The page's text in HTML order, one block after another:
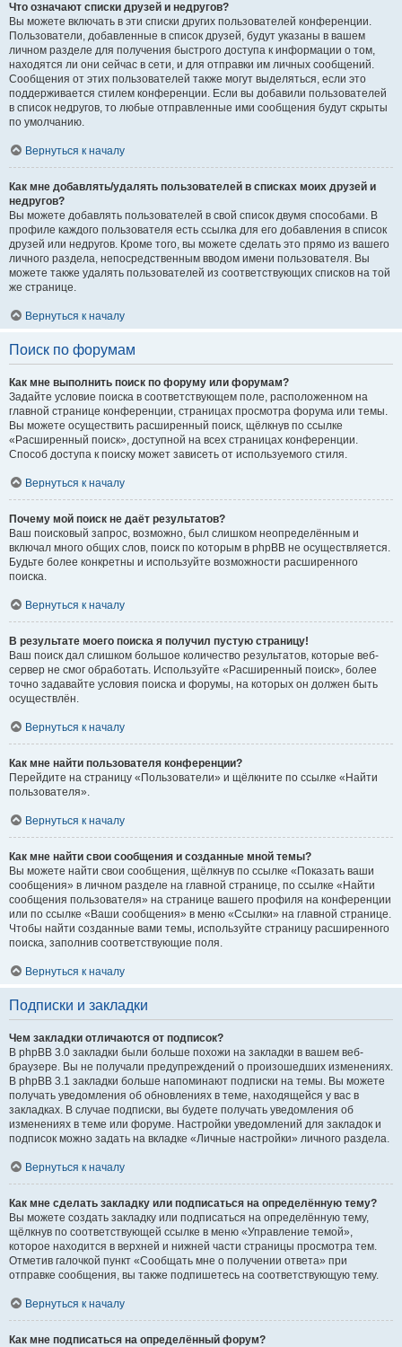
Что означают списки друзей и недругов?
Вы можете включать в эти списки других пользователей конференции.
Пользователи, добавленные в список друзей, будут указаны в вашем
личном разделе для получения быстрого доступа к информации о том,
находятся ли они сейчас в сети, и для отправки им личных сообщений.
Сообщения от этих пользователей также могут выделяться, если это
поддерживается стилем конференции. Если вы добавили пользователей
в список недругов, то любые отправленные ими сообщения будут скрыты
по умолчанию.
Вернуться к началу
Как мне добавлять/удалять пользователей в списках моих друзей и
недругов?
Вы можете добавлять пользователей в свой список двумя способами. В
профиле каждого пользователя есть ссылка для его добавления в список
друзей или недругов. Кроме того, вы можете сделать это прямо из вашего
личного раздела, непосредственным вводом имени пользователя. Вы
можете также удалять пользователей из соответствующих списков на той
же странице.
Вернуться к началу
Поиск по форумам
Как мне выполнить поиск по форуму или форумам?
Задайте условие поиска в соответствующем поле, расположенном на
главной странице конференции, страницах просмотра форума или темы.
Вы можете осуществить расширенный поиск, щёлкнув по ссылке
«Расширенный поиск», доступной на всех страницах конференции.
Способ доступа к поиску может зависеть от используемого стиля.
Вернуться к началу
Почему мой поиск не даёт результатов?
Ваш поисковый запрос, возможно, был слишком неопределённым и
включал много общих слов, поиск по которым в phpBB не осуществляется.
Будьте более конкретны и используйте возможности расширенного
поиска.
Вернуться к началу
В результате моего поиска я получил пустую страницу!
Ваш поиск дал слишком большое количество результатов, которые веб-
сервер не смог обработать. Используйте «Расширенный поиск», более
точно задавайте условия поиска и форумы, на которых он должен быть
осуществлён.
Вернуться к началу
Как мне найти пользователя конференции?
Перейдите на страницу «Пользователи» и щёлкните по ссылке «Найти
пользователя».
Вернуться к началу
Как мне найти свои сообщения и созданные мной темы?
Вы можете найти свои сообщения, щёлкнув по ссылке «Показать ваши
сообщения» в личном разделе на главной странице, по ссылке «Найти
сообщения пользователя» на странице вашего профиля на конференции
или по ссылке «Ваши сообщения» в меню «Ссылки» на главной странице.
Чтобы найти созданные вами темы, используйте страницу расширенного
поиска, заполнив соответствующие поля.
Вернуться к началу
Подписки и закладки
Чем закладки отличаются от подписок?
В phpBB 3.0 закладки были больше похожи на закладки в вашем веб-
браузере. Вы не получали предупреждений о произошедших изменениях.
В phpBB 3.1 закладки больше напоминают подписки на темы. Вы можете
получать уведомления об обновлениях в теме, находящейся у вас в
закладках. В случае подписки, вы будете получать уведомления об
изменениях в теме или форуме. Настройки уведомлений для закладок и
подписок можно задать на вкладке «Личные настройки» личного раздела.
Вернуться к началу
Как мне сделать закладку или подписаться на определённую тему?
Вы можете создать закладку или подписаться на определённую тему,
щёлкнув по соответствующей ссылке в меню «Управление темой»,
которое находится в верхней и нижней части страницы просмотра тем.
Отметив галочкой пункт «Сообщать мне о получении ответа» при
отправке сообщения, вы также подпишетесь на соответствующую тему.
Вернуться к началу
Как мне подписаться на определённый форум?